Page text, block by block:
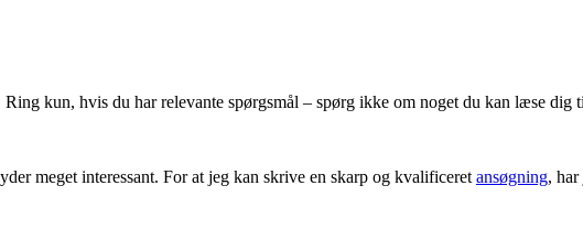
kun, hvis du har relevante spørgsmål – spørg ikke om noget du kan læse dig
meget interessant. For at jeg kan skrive en skarp og kvalificeret ansøgning, har